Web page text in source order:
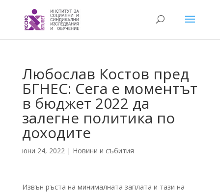
Любослав Костов пред
БГНЕС: Сега е моментът
в бюджет 2022 да
залегне политика по
доходите
юни 24, 2022| Новини и събития
Извън ръста на минималната заплата и тази на